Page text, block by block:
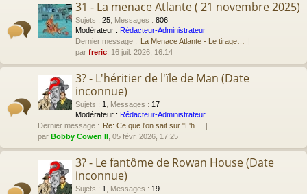
31 - La menace Atlante ( 21 novembre 2025)
Sujets : 25 Messages : 806
Modérateur : Rédacteur-Administrateur
Dernier message :
La Menace Atlante - Le tirage…
par freric , 16 juil. 2026, 16:14
3? - L'héritier de l'ïle de Man (Date
inconnue)
Sujets : 1 Messages : 17
Modérateur : Rédacteur-Administrateur
Dernier message :
Re: Ce que l'on sait sur "L'h…
par Bobby Cowen II , 05 févr. 2026, 17:25
3? - Le fantôme de Rowan House (Date
inconnue)
Sujets : 1 Messages : 19